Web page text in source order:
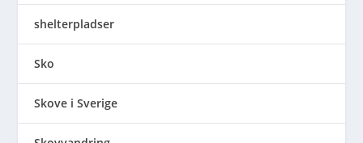
shelterpladser
Sko
Skove i Sverige